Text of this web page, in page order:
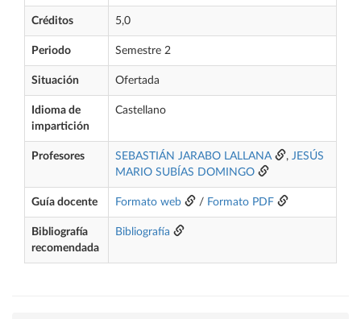
Créditos 5,0
Periodo Semestre 2
Situación Ofertada
Idioma de
impartición
Castellano
Profesores SEBASTIÁN JARABO LALLANA , JESÚS
MARIO SUBÍAS DOMINGO
Guía docente Formato web / Formato PDF
Bibliografía
recomendada
Bibliografía